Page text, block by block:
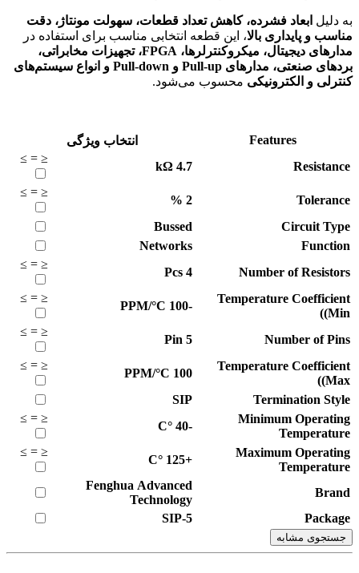
به دلیل ابعاد فشرده، کاهش تعداد قطعات، سهولت مونتاژ، دقت
مناسب و پایداری بالا، این قطعه انتخابی مناسب برای استفاده در
مدارهای دیجیتال، میکروکنترلرها، FPGA، تجهیزات مخابراتی،
بردهای صنعتی، مدارهای Pull-up و Pull-down و انواع سیستم‌های
کنترلی و الکترونیکی محسوب می‌شود.
Features
انتخاب ویژگی
Resistance
4.7
kΩ
≤
=
≥
Tolerance
2
%
≤
=
≥
Circuit Type
Bussed
Function
Networks
Number of Resistors
4
Pcs
≤
=
≥
Temperature Coefficient
(Min)
-100
PPM/°C
≤
=
≥
Number of Pins
5
Pin
≤
=
≥
Temperature Coefficient
(Max)
100
PPM/°C
≤
=
≥
Termination Style
SIP
Minimum Operating
Temperature
-40
°C
≤
=
≥
Maximum Operating
Temperature
+125
°C
≤
=
≥
Brand
Fenghua Advanced
Technology
Package
SIP-5
جستجوی مشابه